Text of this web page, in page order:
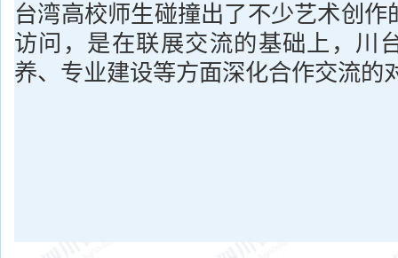
台湾高校师生碰撞出了不少艺术创作
访问，是在联展交流的基础上，川
养、专业建设等方面深化合作交流的